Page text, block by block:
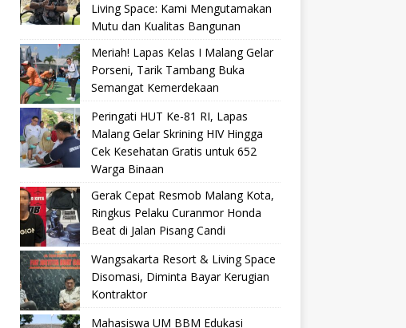
Living Space: Kami Mengutamakan
Mutu dan Kualitas Bangunan
Meriah! Lapas Kelas I Malang Gelar
Porseni, Tarik Tambang Buka
Semangat Kemerdekaan
Peringati HUT Ke-81 RI, Lapas
Malang Gelar Skrining HIV Hingga
Cek Kesehatan Gratis untuk 652
Warga Binaan
Gerak Cepat Resmob Malang Kota,
Ringkus Pelaku Curanmor Honda
Beat di Jalan Pisang Candi
Wangsakarta Resort & Living Space
Disomasi, Diminta Bayar Kerugian
Kontraktor
Mahasiswa UM BBM Edukasi